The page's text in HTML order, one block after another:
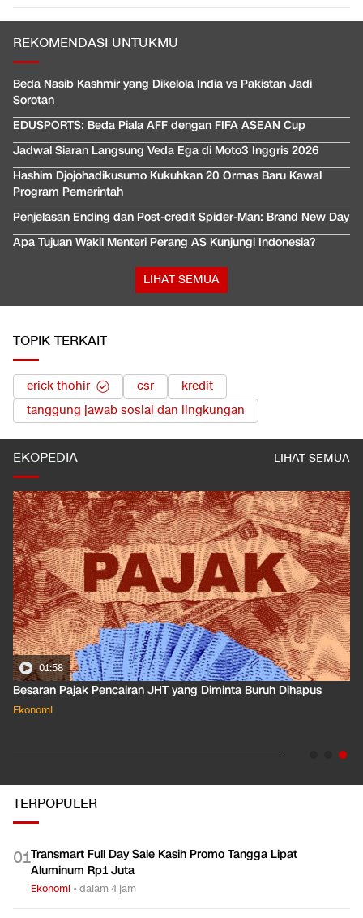
REKOMENDASI UNTUKMU
Beda Nasib Kashmir yang Dikelola India vs Pakistan Jadi
Sorotan
EDUSPORTS: Beda Piala AFF dengan FIFA ASEAN Cup
Jadwal Siaran Langsung Veda Ega di Moto3 Inggris 2026
Hashim Djojohadikusumo Kukuhkan 20 Ormas Baru Kawal
Program Pemerintah
Penjelasan Ending dan Post-credit Spider-Man: Brand New Day
Apa Tujuan Wakil Menteri Perang AS Kunjungi Indonesia?
LIHAT SEMUA
TOPIK TERKAIT
erick thohir csr
kredit
tanggung jawab sosial dan lingkungan
EKOPEDIA LIHAT SEMUA
01:50
Apa Arti Peringkat Kredit Indonesia yang Dirilis S&P Global
Dkk?
TERPOPULER
01Transmart Full Day Sale Kasih Promo Tangga Lipat
Aluminum Rp1 Juta
Ekonomi •dalam 4 jam